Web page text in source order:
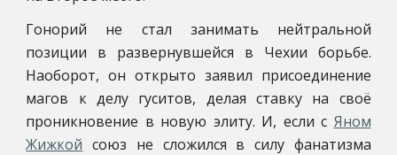
Гонорий не стал занимать нейтральной
позиции в развернувшейся в Чехии борьбе.
Наоборот, он открыто заявил присоединение
магов к делу гуситов, делая ставку на своё
проникновение в новую элиту. И, если с Яном
Жижкой союз не сложился в силу фанатизма